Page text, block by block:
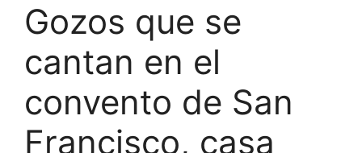
Gozos que se
cantan en el
convento de San
Francisco, casa